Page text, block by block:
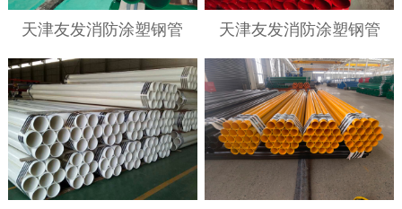
天津友发消防涂塑钢管 天津友发消防涂塑钢管